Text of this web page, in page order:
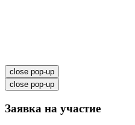
close pop-up
close pop-up
Заявка на участие